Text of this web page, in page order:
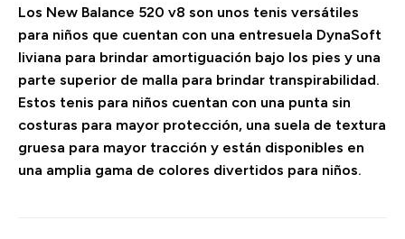
Los New Balance 520 v8 son unos tenis versátiles
para niños que cuentan con una entresuela DynaSoft
liviana para brindar amortiguación bajo los pies y una
parte superior de malla para brindar transpirabilidad.
Estos tenis para niños cuentan con una punta sin
costuras para mayor protección, una suela de textura
gruesa para mayor tracción y están disponibles en
una amplia gama de colores divertidos para niños.